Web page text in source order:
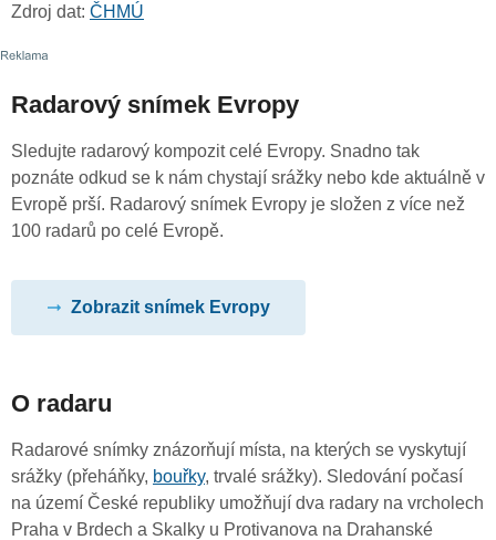
Zdroj dat: ČHMÚ
Radarový snímek Evropy
Sledujte radarový kompozit celé Evropy. Snadno tak
poznáte odkud se k nám chystají srážky nebo kde aktuálně v
Evropě prší. Radarový snímek Evropy je složen z více než
100 radarů po celé Evropě.
Zobrazit snímek Evropy
O radaru
Radarové snímky znázorňují místa, na kterých se vyskytují
srážky (přeháňky, bouřky, trvalé srážky). Sledování počasí
na území České republiky umožňují dva radary na vrcholech
Praha v Brdech a Skalky u Protivanova na Drahanské